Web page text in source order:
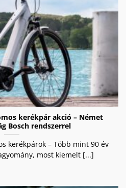
kerékpár akció – Német
Bosch rendszerrel
kerékpárok – Több mint 90 év
most kiemelt [...]